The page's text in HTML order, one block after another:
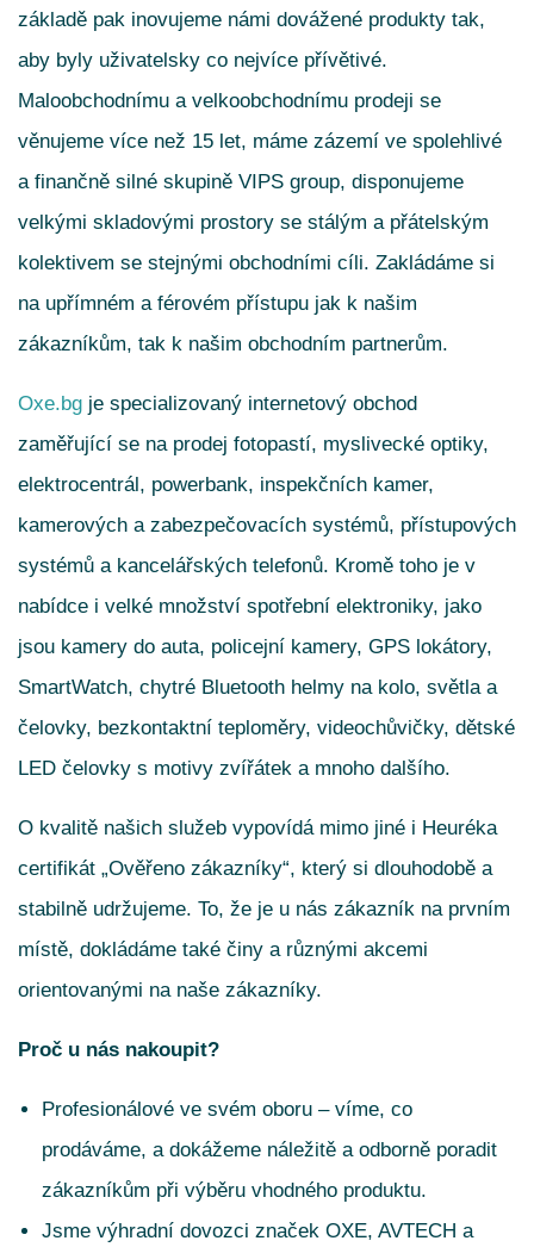
základě pak inovujeme námi dovážené produkty tak,
aby byly uživatelsky co nejvíce přívětivé.
Maloobchodnímu a velkoobchodnímu prodeji se
věnujeme více než 15 let, máme zázemí ve spolehlivé
a finančně silné skupině VIPS group, disponujeme
velkými skladovými prostory se stálým a přátelským
kolektivem se stejnými obchodními cíli. Zakládáme si
na upřímném a férovém přístupu jak k našim
zákazníkům, tak k našim obchodním partnerům.
Oxe.bg je specializovaný internetový obchod
zaměřující se na prodej fotopastí, myslivecké optiky,
elektrocentrál, powerbank, inspekčních kamer,
kamerových a zabezpečovacích systémů, přístupových
systémů a kancelářských telefonů. Kromě toho je v
nabídce i velké množství spotřební elektroniky, jako
jsou kamery do auta, policejní kamery, GPS lokátory,
SmartWatch, chytré Bluetooth helmy na kolo, světla a
čelovky, bezkontaktní teploměry, videochůvičky, dětské
LED čelovky s motivy zvířátek a mnoho dalšího.
O kvalitě našich služeb vypovídá mimo jiné i Heuréka
certifikát „Ověřeno zákazníky“, který si dlouhodobě a
stabilně udržujeme. To, že je u nás zákazník na prvním
místě, dokládáme také činy a různými akcemi
orientovanými na naše zákazníky.
Proč u nás nakoupit?
Profesionálové ve svém oboru – víme, co
prodáváme, a dokážeme náležitě a odborně poradit
zákazníkům při výběru vhodného produktu.
Jsme výhradní dovozci značek OXE, AVTECH a